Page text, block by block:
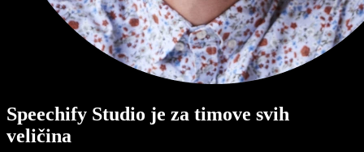
Speechify Studio je za timove svih
veličina